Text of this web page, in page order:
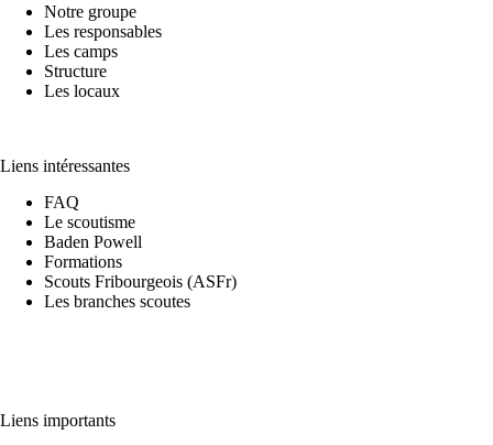
Notre groupe
Les responsables
Les camps
Structure
Les locaux
Liens intéressantes
FAQ
Le scoutisme
Baden Powell
Formations
Scouts Fribourgeois (ASFr)
Les branches scoutes
Liens importants